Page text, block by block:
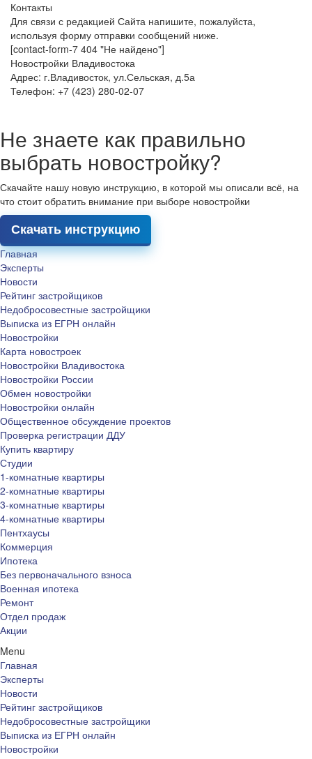
Контакты
Для связи с редакцией Сайта напишите, пожалуйста,
используя форму отправки сообщений ниже.
[contact-form-7 404 "Не найдено"]
Новостройки Владивостока
Адрес: г.Владивосток, ул.Сельская, д.5а
Телефон: +7 (423) 280-02-07
Не знаете как правильно
выбрать новостройку?
Скачайте нашу новую инструкцию, в которой мы описали всё, на
что стоит обратить внимание при выборе новостройки
Скачать инструкцию
Главная
Эксперты
Новости
Рейтинг застройщиков
Недобросовестные застройщики
Выписка из ЕГРН онлайн
Новостройки
Карта новостроек
Новостройки Владивостока
Новостройки России
Обмен новостройки
Новостройки онлайн
Общественное обсуждение проектов
Проверка регистрации ДДУ
Купить квартиру
Студии
1-комнатные квартиры
2-комнатные квартиры
3-комнатные квартиры
4-комнатные квартиры
Пентхаусы
Коммерция
Ипотека
Без первоначального взноса
Военная ипотека
Ремонт
Отдел продаж
Акции
Menu
Главная
Эксперты
Новости
Рейтинг застройщиков
Недобросовестные застройщики
Выписка из ЕГРН онлайн
Новостройки